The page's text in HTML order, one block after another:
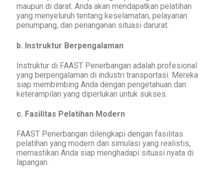
maupun di darat. Anda akan mendapatkan pelatihan
yang menyeluruh tentang keselamatan, pelayanan
penumpang, dan penanganan situasi darurat.
b. Instruktur Berpengalaman
Instruktur di FAAST Penerbangan adalah profesional
yang berpengalaman di industri transportasi. Mereka
siap membimbing Anda dengan pengetahuan dan
keterampilan yang diperlukan untuk sukses.
c. Fasilitas Pelatihan Modern
FAAST Penerbangan dilengkapi dengan fasilitas
pelatihan yang modern dan simulasi yang realistis,
memastikan Anda siap menghadapi situasi nyata di
lapangan.